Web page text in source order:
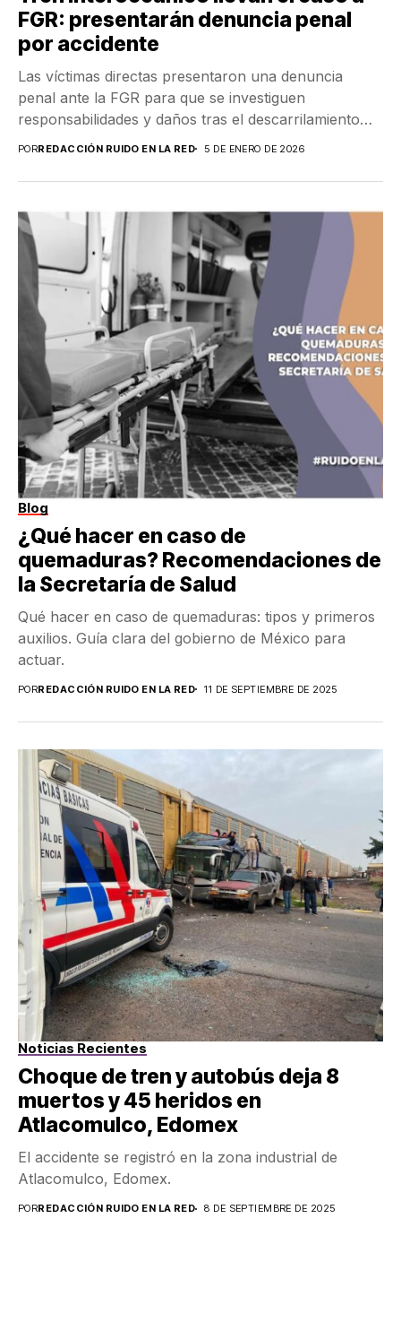
FGR: presentarán denuncia penal
por accidente
Las víctimas directas presentaron una denuncia
penal ante la FGR para que se investiguen
responsabilidades y daños tras el descarrilamiento
del Tren Interoceánico...
PORREDACCIÓN RUIDO EN LA RED 5 DE ENERO DE 2026
Blog
¿Qué hacer en caso de
quemaduras? Recomendaciones de
la Secretaría de Salud
Qué hacer en caso de quemaduras: tipos y primeros
auxilios. Guía clara del gobierno de México para
actuar.
PORREDACCIÓN RUIDO EN LA RED 11 DE SEPTIEMBRE DE 2025
Noticias Recientes
Choque de tren y autobús deja 8
muertos y 45 heridos en
Atlacomulco, Edomex
El accidente se registró en la zona industrial de
Atlacomulco, Edomex.
PORREDACCIÓN RUIDO EN LA RED 8 DE SEPTIEMBRE DE 2025